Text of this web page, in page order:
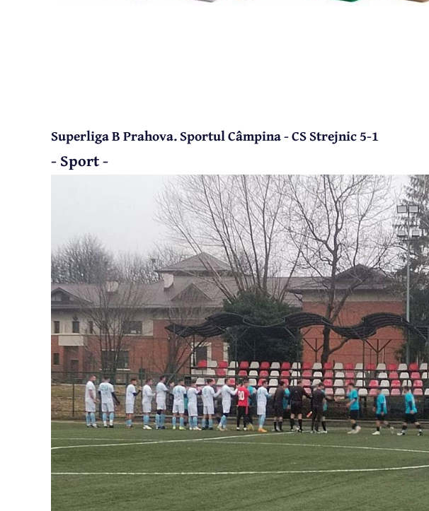
Superliga B Prahova. Sportul Câmpina - CS Strejnic 5-1
- Sport -